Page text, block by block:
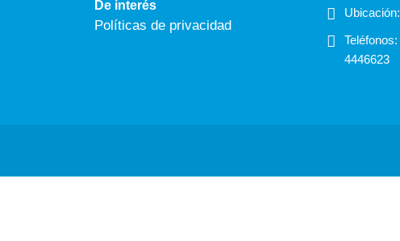
De interés
Políticas de privacidad
Ubicación:
Teléfonos:
4446623